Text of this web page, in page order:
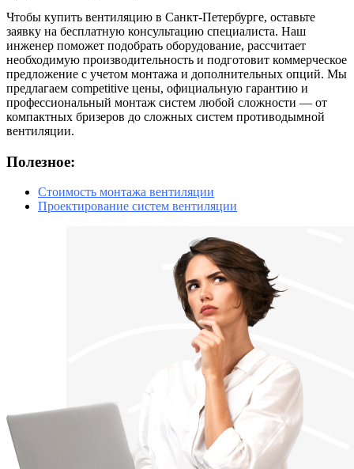
Чтобы купить вентиляцию в Санкт-Петербурге, оставьте
заявку на бесплатную консультацию специалиста. Наш
инженер поможет подобрать оборудование, рассчитает
необходимую производительность и подготовит коммерческое
предложение с учетом монтажа и дополнительных опций. Мы
предлагаем competitive цены, официальную гарантию и
профессиональный монтаж систем любой сложности — от
компактных бризеров до сложных систем противодымной
вентиляции.
Полезное:
Стоимость монтажа вентиляции
Проектирование систем вентиляции